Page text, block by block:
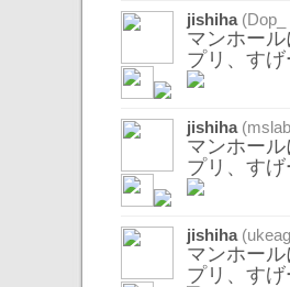
jishiha(Dop_
マンホー
プリ、す
jishiha(
マンホー
プリ、す
jishiha(
マンホー
プリ、す